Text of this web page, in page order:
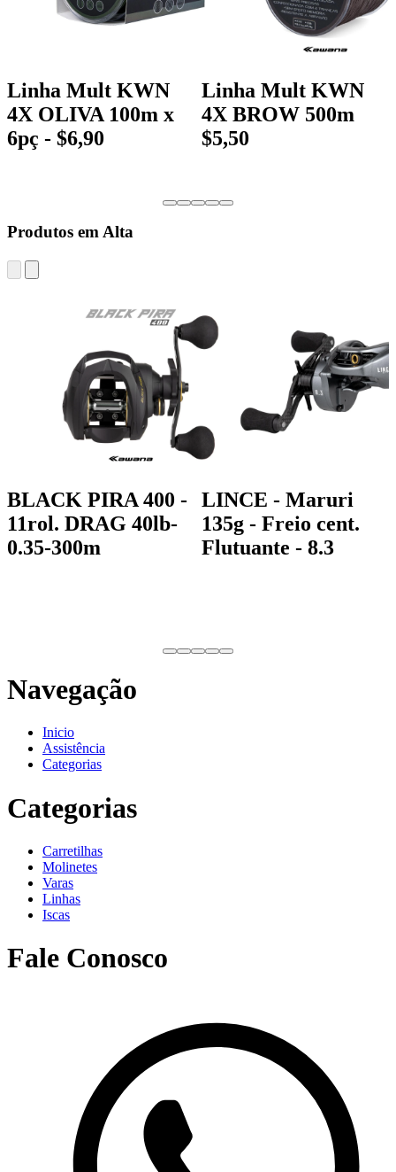
Linha Mult KWN
4X OLIVA 100m x
6pç - $6,90
Linha Mult KWN
4X BROW 500m
$5,50
Produtos em Alta
BLACK PIRA 400 -
11rol. DRAG 40lb-
0.35-300m
LINCE - Maruri
135g - Freio cent.
Flutuante - 8.3
Navegação
Inicio
Assistência
Categorias
Categorias
Carretilhas
Molinetes
Varas
Linhas
Iscas
Fale Conosco